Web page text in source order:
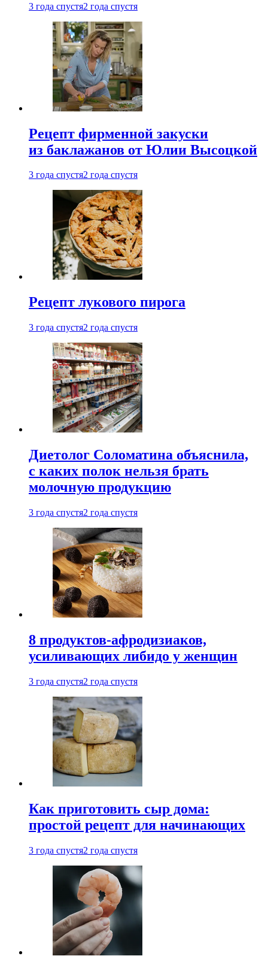
3 года спустя2 года спустя
Рецепт фирменной закуски
из баклажанов от Юлии Высоцкой
3 года спустя2 года спустя
Рецепт лукового пирога
3 года спустя2 года спустя
Диетолог Соломатина объяснила,
с каких полок нельзя брать
молочную продукцию
3 года спустя2 года спустя
8 продуктов-афродизиаков,
усиливающих либидо у женщин
3 года спустя2 года спустя
Как приготовить сыр дома:
простой рецепт для начинающих
3 года спустя2 года спустя